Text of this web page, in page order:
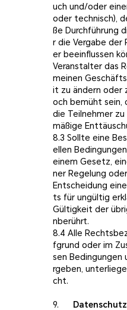
uch und/oder
oder technisch),
ße Durchführung
r die Vergabe der
er beeinflussen
Veranstalter das
meinen
it zu ändern oder
och bemüht sein,
die Teilnehmer zu
mäßige
8.3 Sollte eine
ellen
einem Gesetz,
ner Regelung
Entscheidung
ts für ungültig
Gültigkeit der
nberührt.
8.4 Alle
fgrund oder im
sen Bedingungen
rgeben,
cht.
9.
Datenschutz